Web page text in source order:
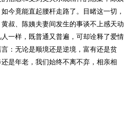
今竟能直起腰杆走路了。目睹这一切，
叔、陈姨夫妻间发生的事谈不上感天动
一样，既普通又普遍，可却诠释了爱情
：无论是顺境还是逆境，富有还是贫
是年老，我们始终不离不弃，相亲相